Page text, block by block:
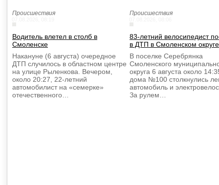
Происшествия
Водитель влетел в столб в
Смоленске
Накануне (6 августа) очередное
ДТП случилось в областном центре
на улице Рыленкова. Вечером,
около 20:27, 22-летний
автомобилист на «семерке»
отечественного…
Происшествия
83-летний велосипедист
в ДТП в Смоленском округе
В поселке Серебрянка
Смоленского
округа 6 августа около
дома №100 столкнулись
автомобиль и
За рулем…